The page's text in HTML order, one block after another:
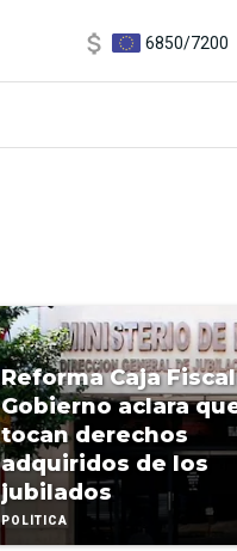
6850/7200
Reforma Caja
Gobierno aclara
tocan derechos
adquiridos de los
jubilados
POLÍTICA